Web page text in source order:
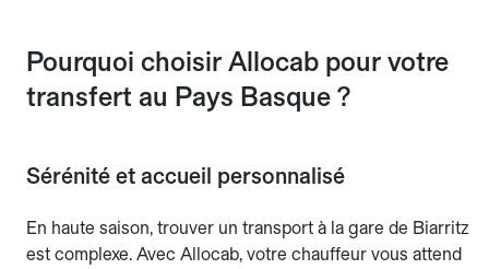
Pourquoi choisir Allocab pour votre
transfert au Pays Basque ?
Sérénité et accueil personnalisé
En haute saison, trouver un transport à la gare de Biarritz
est complexe. Avec Allocab, votre chauffeur vous attend